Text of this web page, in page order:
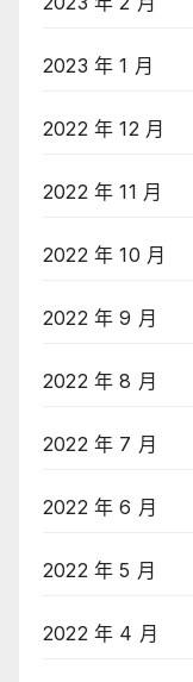
2023 年 1 月
2022 年 12 月
2022 年 11 月
2022 年 10 月
2022 年 9 月
2022 年 8 月
2022 年 7 月
2022 年 6 月
2022 年 5 月
2022 年 4 月